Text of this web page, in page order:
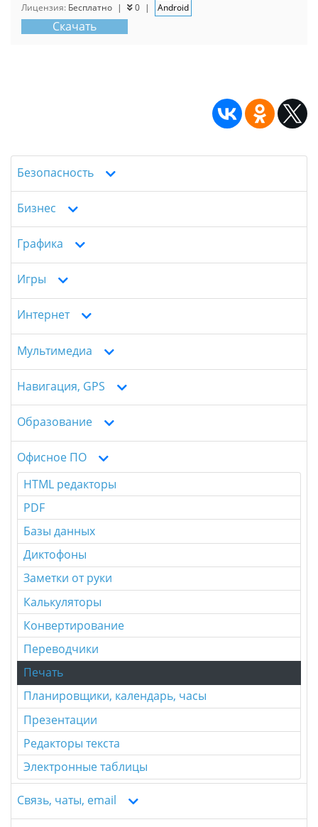
Лицензия: Бесплатно | 0 | Android
Скачать
Безопасность
Бизнес
Графика
Игры
Интернет
Мультимедиа
Навигация, GPS
Образование
Офисное ПО
HTML редакторы
PDF
Базы данных
Диктофоны
Заметки от руки
Калькуляторы
Конвертирование
Переводчики
Печать
Планировщики, календарь, часы
Презентации
Редакторы текста
Электронные таблицы
Связь, чаты, email